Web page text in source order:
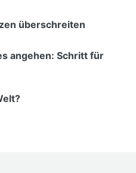
überschreiten
angehen: Schritt für